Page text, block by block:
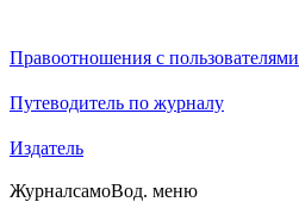
Правоотношения с пользователями
Путеводитель по журналу
Издатель
ЖурналсамоВод. меню